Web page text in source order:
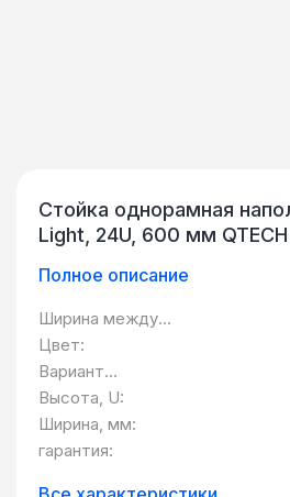
Стойка однорамная
Light, 24U, 600 мм QTECH
Полное описание
Ширина между
монтажными
планками:
Цвет:
Вариант
исполнения:
Высота, U:
Ширина, мм:
гарантия: